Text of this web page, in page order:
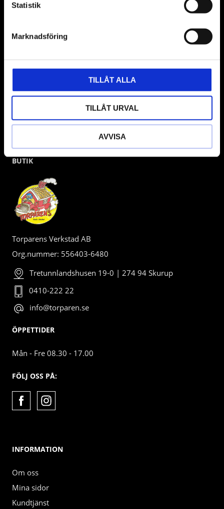
Statistik
Marknadsföring
TILLÅT ALLA
TILLÅT URVAL
AVVISA
Våra främsta leverantörer är KS Tools verktyg, ATH billyftar
gärna om vad som helst då vi gör vårt yttersta för att hjälpa
BUTIK
Torparens Verkstad AB
Org.nummer: 556403-6480
Tretunnlandshusen 19-0 | 274 94 Skurup
0410-222 22
info@torparen.se
ÖPPETTIDER
Mån - Fre 08.30 - 17.00
FÖLJ OSS PÅ:
INFORMATION
Om oss
Mina sidor
Kundtjänst